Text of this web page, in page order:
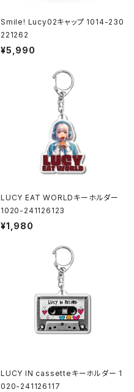
Smile! Lucy02キャップ 1014-230
221262
¥5,990
LUCY EAT WORLDキーホルダー
1020-241126123
¥1,980
LUCY IN cassetteキーホルダー 1
020-241126117